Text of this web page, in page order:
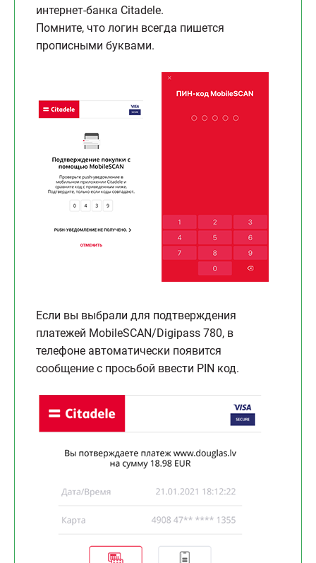
интернет-банка Citadele.
Помните, что логин всегда пишется
прописными буквами.
Если вы выбрали для подтверждения
платежей MobileSCAN/Digipass 780, в
телефоне автоматически появится
сообщение с просьбой ввести PIN код.